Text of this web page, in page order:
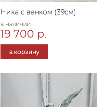
Ника с венком (39см)
в наличии
19 700 р.
в корзину